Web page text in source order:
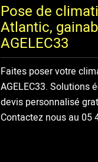
Pose de
Atlantic,
AGELEC33
Faites poser votre
AGELEC33. Solutions
devis personnalisé
Contactez nous au 05